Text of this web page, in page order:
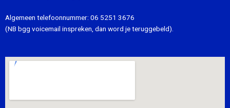
Algemeen telefoonnummer: 06 5251 3676
(NB bgg voicemail inspreken, dan word je teruggebeld).